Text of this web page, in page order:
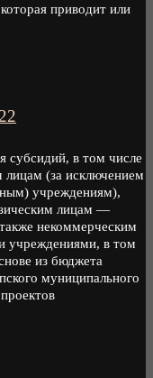
приводит или
субсидий, в том числе
(за исключением
учреждениям),
лицам —
некоммерческим
учреждениями, в том
из бюджета
муниципального